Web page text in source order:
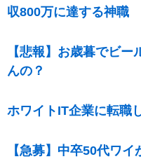
収800万に達する神職
【悲報】お歳暮でビ
んの？
ホワイトIT企業に転職
【急募】中卒50代ワ